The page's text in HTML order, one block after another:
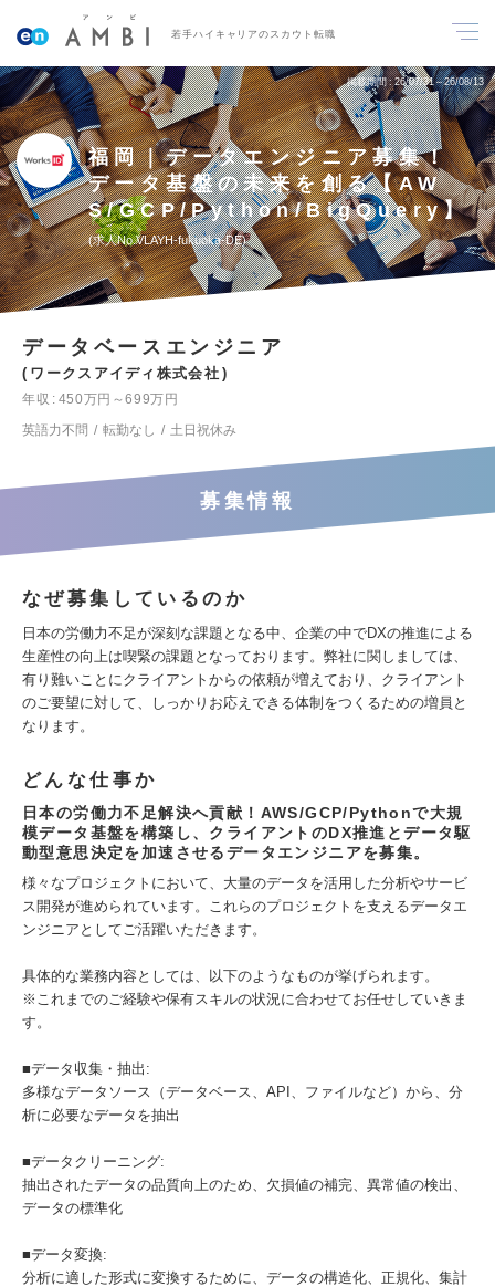
若手ハイキャリアのスカウト転職
掲載期間 26/07/31～26/08/13
福岡｜データエンジニア募集！
データ基盤の未来を創る【AW
S/GCP/Python/BigQuery】
求人No.VLAYH-fukuoka-DE
データベースエンジニア
ワークスアイディ株式会社
年収
450万円～699万円
英語力不問
転勤なし 土日祝休み
募集情報
なぜ募集しているのか
日本の労働力不足が深刻な課題となる中、企業の中でDXの推進による
生産性の向上は喫緊の課題となっております。弊社に関しましては、
有り難いことにクライアントからの依頼が増えており、クライアント
のご要望に対して、しっかりお応えできる体制をつくるための増員と
なります。
どんな仕事か
日本の労働力不足解決へ貢献！AWS/GCP/Pythonで大規
模データ基盤を構築し、クライアントのDX推進とデータ駆
動型意思決定を加速させるデータエンジニアを募集。
様々なプロジェクトにおいて、大量のデータを活用した分析やサービ
ス開発が進められています。これらのプロジェクトを支えるデータエ
ンジニアとしてご活躍いただきます。
具体的な業務内容としては、以下のようなものが挙げられます。
※これまでのご経験や保有スキルの状況に合わせてお任せしていきま
す。
■データ収集・抽出:
多様なデータソース（データベース、API、ファイルなど）から、分
析に必要なデータを抽出
■データクリーニング:
抽出されたデータの品質向上のため、欠損値の補完、異常値の検出、
データの標準化
■データ変換:
分析に適した形式に変換するために、データの構造化、正規化、集計